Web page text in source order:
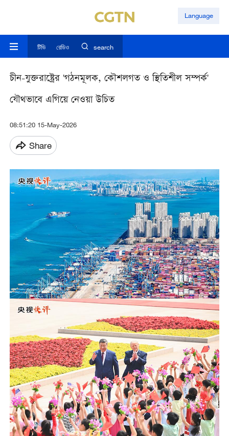
Language
টিভি রেডিও search
চীন-যুক্তরাষ্ট্রের 'গঠনমূলক, কৌশলগত ও স্থিতিশীল সম্পর্ক'
যৌথভাবে এগিয়ে নেওয়া উচিত
08:51:20 15-May-2026
Share